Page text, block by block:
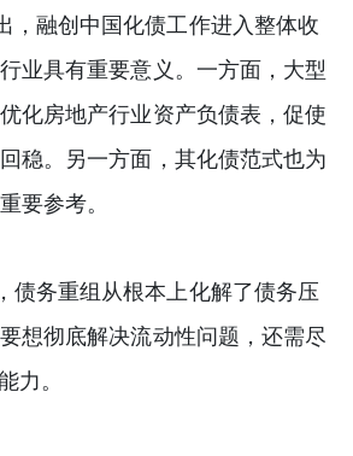
，融创中国化债工作进入整体收
业具有重要意义。一方面，大型
化房地产行业资产负债表，促使
稳。另一方面，其化债范式也为
要参考。
债务重组从根本上化解了债务压
想彻底解决流动性问题，还需尽
力。